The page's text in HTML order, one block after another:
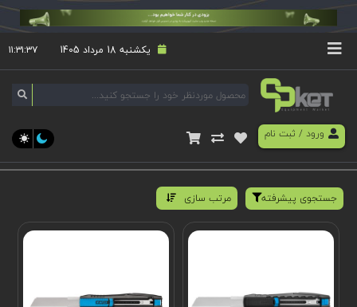
یکشنبه 18 مرداد 1405 ۱۱:۳۱:۳۷
ورود/ ثبت نام
جستجوی پیشرفته مرتب سازی